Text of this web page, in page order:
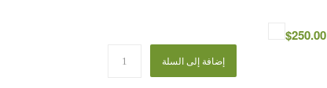
$250.00
إضافة إلى السلة